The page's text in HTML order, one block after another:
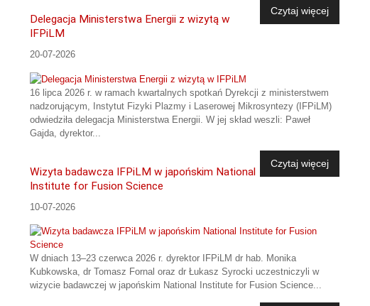
Czytaj więcej
Delegacja Ministerstwa Energii z wizytą w
IFPiLM
20-07-2026
16 lipca 2026 r. w ramach kwartalnych spotkań Dyrekcji z ministerstwem
nadzorującym, Instytut Fizyki Plazmy i Laserowej Mikrosyntezy (IFPiLM)
odwiedziła delegacja Ministerstwa Energii. W jej skład weszli: Paweł
Gajda, dyrektor...
Czytaj więcej
Wizyta badawcza IFPiLM w japońskim National
Institute for Fusion Science
10-07-2026
W dniach 13–23 czerwca 2026 r. dyrektor IFPiLM dr hab. Monika
Kubkowska, dr Tomasz Fornal oraz dr Łukasz Syrocki uczestniczyli w
wizycie badawczej w japońskim National Institute for Fusion Science...